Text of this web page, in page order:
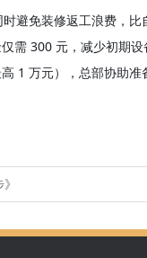
避免装修返工浪费，比
需 300 元，减少初期设
1 万元），总部协助准